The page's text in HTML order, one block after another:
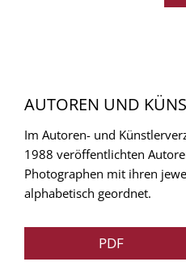
AUTOREN UND
Im Autoren- und
1988 veröffentlichten
Photographen mit ihren
alphabetisch geordnet.
PDF